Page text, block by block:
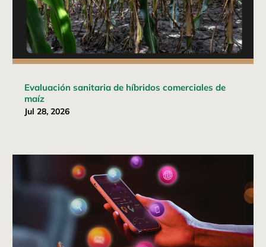
Evaluación sanitaria de híbridos comerciales de
maíz
Jul 28, 2026